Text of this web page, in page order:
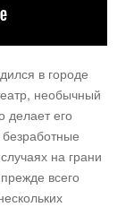
в городе
необычный
делает его
на грани
всего